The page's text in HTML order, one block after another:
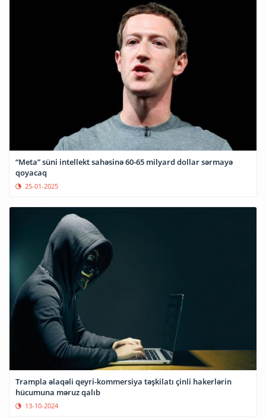
“Meta” süni intellekt sahəsinə 60-65 milyard dollar sərmayə
qoyacaq
25-01-2025
Trampla əlaqəli qeyri-kommersiya təşkilatı çinli hakerlərin
hücumuna məruz qalıb
13-10-2024